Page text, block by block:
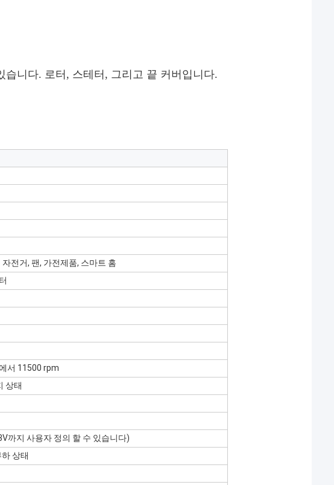
니다. 로터, 스테터, 그리고 끝 커버입니다.
자전거, 팬, 가전제품, 스마트 홈
서 11500 rpm
상태
까지 사용자 정의 할 수 있습니다)
상태